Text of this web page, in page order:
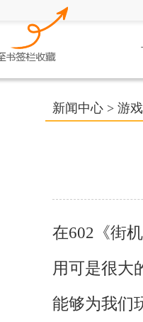
新闻中心 > 游
在602《街
用可是很大
能够为我们